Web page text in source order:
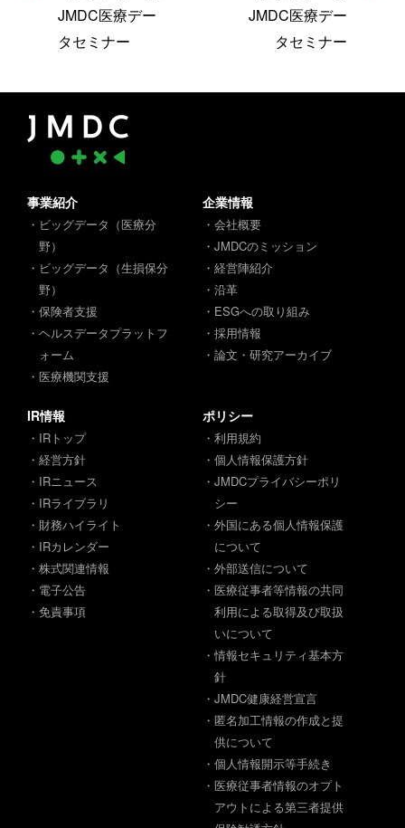
JMDC医療デー
タセミナー
JMDC医療デー
タセミナー
事業紹介
・ビッグデータ（医療分
野）
・ビッグデータ（生損保分
野）
・保険者支援
・ヘルスデータプラットフ
ォーム
・医療機関支援
企業情報
・会社概要
・JMDCのミッション
・経営陣紹介
・沿革
・ESGへの取り組み
・採用情報
・論文・研究アーカイブ
IR情報
・IRトップ
・経営方針
・IRニュース
・IRライブラリ
・財務ハイライト
・IRカレンダー
・株式関連情報
・電子公告
・免責事項
ポリシー
・利用規約
・個人情報保護方針
・JMDCプライバシーポリ
シー
・外国にある個人情報保護
について
・外部送信について
・医療従事者等情報の共同
利用による取得及び取扱
いについて
・情報セキュリティ基本方
針
・JMDC健康経営宣言
・匿名加工情報の作成と提
供について
・個人情報開示等手続き
・医療従事者情報のオプト
アウトによる第三者提供